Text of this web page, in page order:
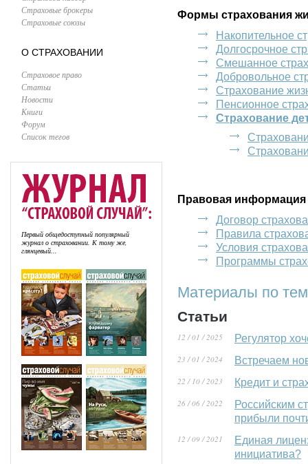
Страховые брокеры
Страховые союзы
О СТРАХОВАНИИ
Страховое право
Статьи
Новости
Книги
Форум
Список тегов
Первый общедоступный популярный
журнал о страховании. К тому же,
глянцевый...
Формы страхования
Накопительное
Долгосрочное
Смешанное
Добровольное
Страхование
Пенсионное
Страхование
Правовая информация
Договор
Правила
Условия
Программы
Материалы по
Статьи
12 / 01 / 2025 Регулятор
23 / 01 / 2024 Встречаем
22 / 10 / 2023 Кредит и
26 / 06 / 2022
Российским
прибыли
12 / 09 / 2021
Единая
инициатива?